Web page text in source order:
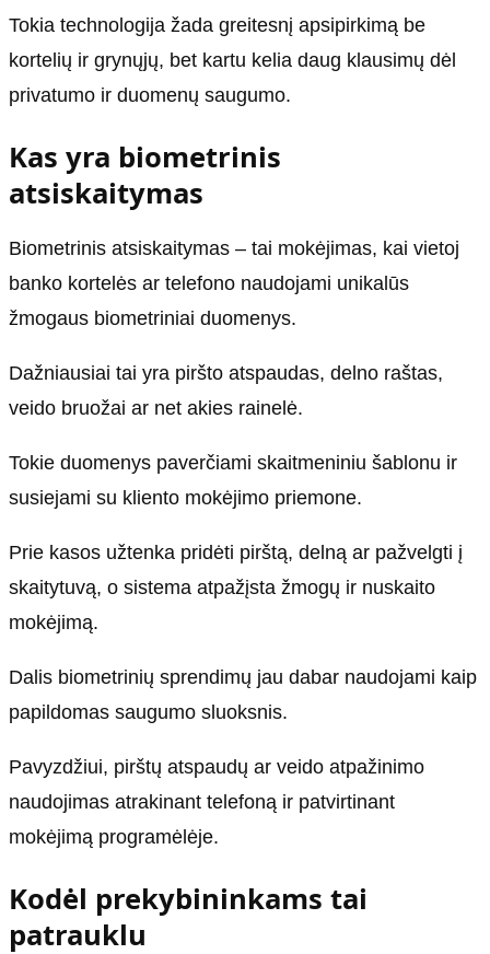
Tokia technologija žada greitesnį apsipirkimą be
kortelių ir grynųjų, bet kartu kelia daug klausimų dėl
privatumo ir duomenų saugumo.
Kas yra biometrinis
atsiskaitymas
Biometrinis atsiskaitymas – tai mokėjimas, kai vietoj
banko kortelės ar telefono naudojami unikalūs
žmogaus biometriniai duomenys.
Dažniausiai tai yra piršto atspaudas, delno raštas,
veido bruožai ar net akies rainelė.
Tokie duomenys paverčiami skaitmeniniu šablonu ir
susiejami su kliento mokėjimo priemone.
Prie kasos užtenka pridėti pirštą, delną ar pažvelgti į
skaitytuvą, o sistema atpažįsta žmogų ir nuskaito
mokėjimą.
Dalis biometrinių sprendimų jau dabar naudojami kaip
papildomas saugumo sluoksnis.
Pavyzdžiui, pirštų atspaudų ar veido atpažinimo
naudojimas atrakinant telefoną ir patvirtinant
mokėjimą programėlėje.
Kodėl prekybininkams tai
patrauklu